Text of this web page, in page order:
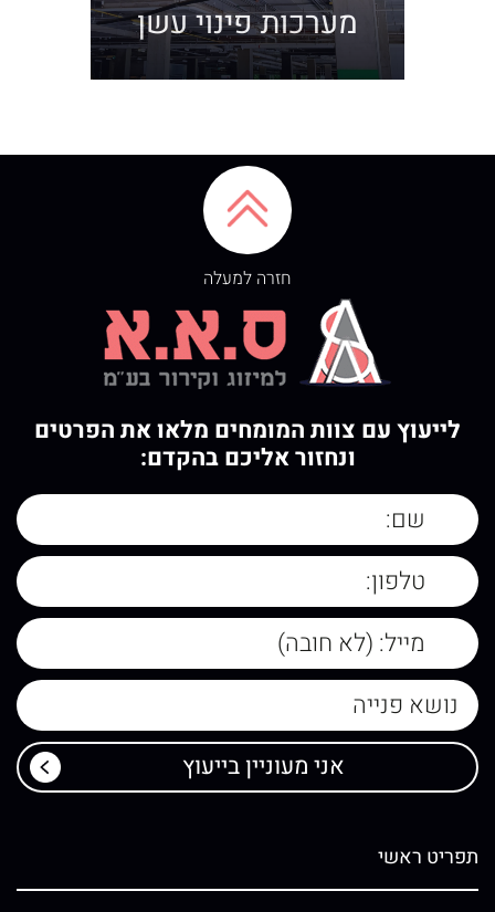
מערכות פינוי עשן
חזרה למעלה
לייעוץ עם צוות המומחים מלאו את הפרטים
ונחזור אליכם בהקדם:
תפריט ראשי